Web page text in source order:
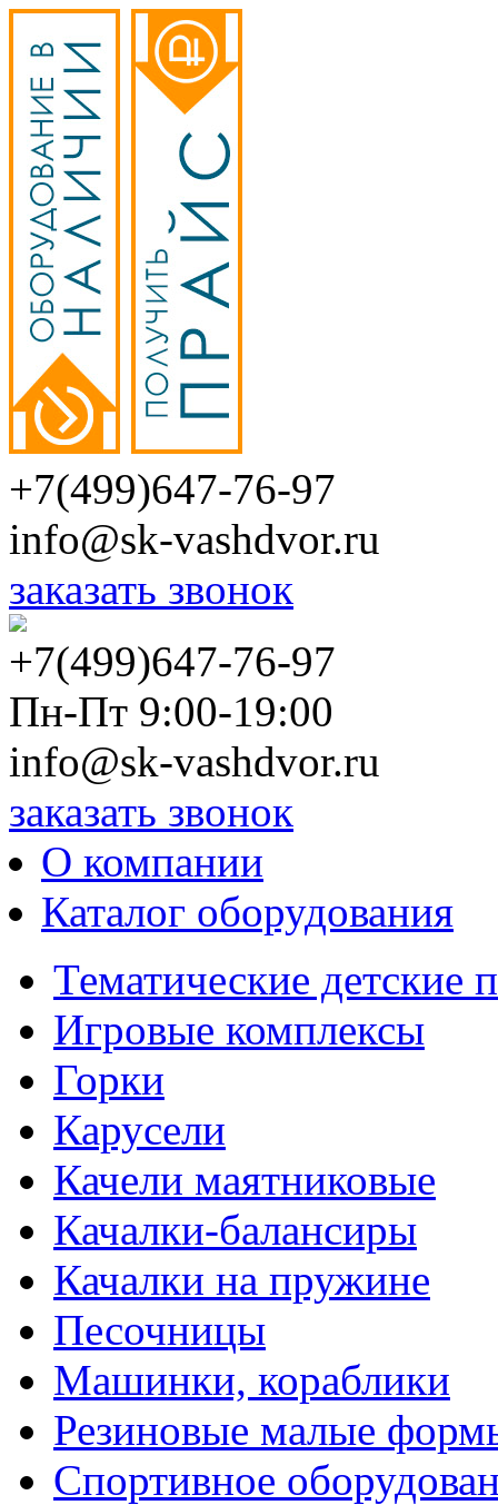
+7(499)647-76-97
info@sk-vashdvor.ru
заказать звонок
+7(499)647-76-97
Пн-Пт 9:00-19:00
info@sk-vashdvor.ru
заказать звонок
О компании
Каталог оборудования
Тематические детские
Игровые комплексы
Горки
Карусели
Качели маятниковые
Качалки-балансиры
Качалки на пружине
Песочницы
Машинки, кораблики
Резиновые малые
Спортивное